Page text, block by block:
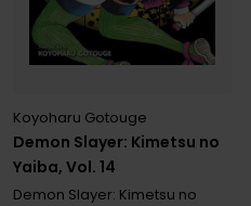
Demon Slayer: Kimetsu no
Yaiba, Vol. 14
Koyoharu Gotouge
Demon Slayer: Kimetsu no